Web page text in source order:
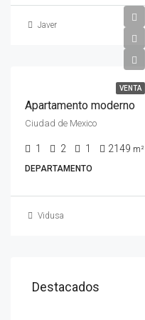
Javer
VENTA
Apartamento moderno
Ciudad de Mexico
1 2 1 2149 m²
DEPARTAMENTO
Vidusa
Destacados